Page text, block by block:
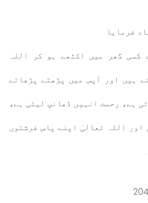
فرمایا
کسی گھر میں اکٹھے ہو کر اللہ
ہیں اور آپس میں پڑھتے پڑھاتے
ہے، رحمت انہیں ڈھانپ لیتی ہے،
اور اللہ تعالیٰ اپنے پاس فرشتوں